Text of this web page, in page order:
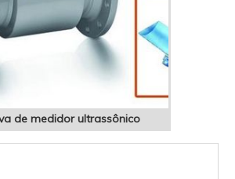
de medidor ultrassônico